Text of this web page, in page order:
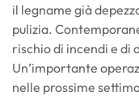
il legname già
pulizia.
rischio di incendi e di
Un’importante
nelle prossime